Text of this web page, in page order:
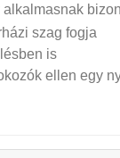
szag fogja
is
ellen egy